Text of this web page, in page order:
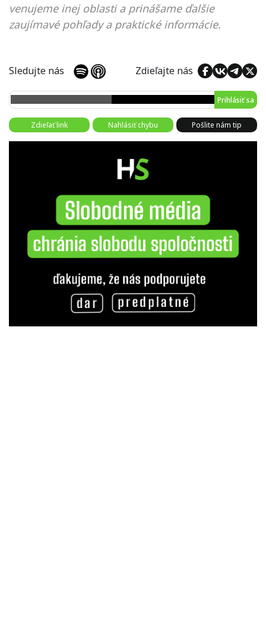
venujeme inej oblasti a prinášame ďalšie
zaujímavé pohľady a praktické informácie.
Sledujte nás Zdieľajte nás
Prihlásiť sa
Zdieľať link Nahlásiť chybu Pošlite nám tip